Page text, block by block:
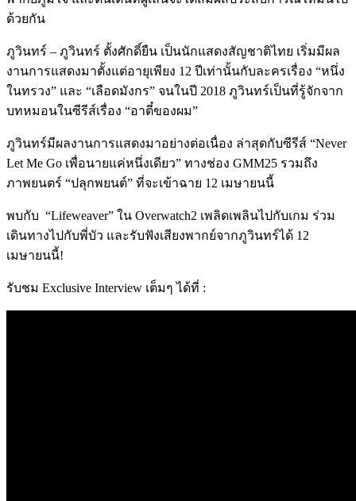
ด้วยกัน
ภูวินทร์ – ภูวินทร์ ตั้งศักดิ์ยืน เป็นนักแสดงสัญชาติไทย เริ่มมีผล
งานการแสดงมาตั้งแต่อายุเพียง 12 ปีเท่านั้นกับละครเรื่อง “หนึ่ง
ในทรวง” และ “เลือดมังกร” จนในปี 2018 ภูวินทร์เป็นที่รู้จักจาก
บทหมอนในซีรีส์เรื่อง “อาตี๋ของผม”
ภูวินทร์มีผลงานการแสดงมาอย่างต่อเนื่อง ล่าสุดกับซีรีส์ “Never
Let Me Go เพื่อนายแค่หนึ่งเดียว” ทางช่อง GMM25 รวมถึง
ภาพยนตร์ “ปลุกพยนต์” ที่จะเข้าฉาย 12 เมษายนนี้
พบกับ “Lifeweaver” ใน Overwatch2 เพลิดเพลินไปกับเกม ร่วม
เดินทางไปกับพี่บัว และรับฟังเสียงพากย์จากภูวินทร์ได้ 12
เมษายนนี้!
รับชม Exclusive Interview เต็มๆ ได้ที่ :